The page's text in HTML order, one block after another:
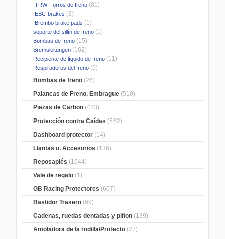
TRW-Forros de freno (81)
EBC-brakes (3)
Brembo brake pads (1)
soporte del sillín de freno (1)
Bombas de freno (15)
Bremsleitungen (162)
Recipiente de líquido de freno (11)
Respiraderos del freno (5)
Bombas de freno (26)
Palancas de Freno, Embrague (510)
Piezas de Carbon (423)
Protección contra Caídas (562)
Dashboard protector (14)
Llantas u. Accesorios (136)
Reposapiés (1644)
Vale de regalo (1)
GB Racing Protectores (607)
Bastidor Trasero (69)
Cadenas, ruedas dentadas y piñon (139)
Amoladora de la rodilla/Protecto (27)